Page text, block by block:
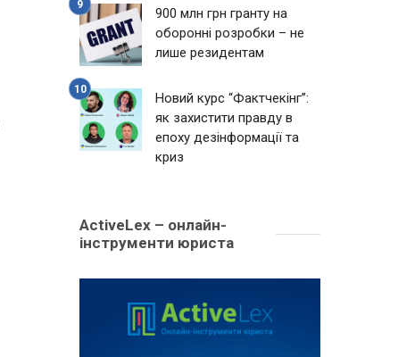
900 млн грн гранту на
оборонні розробки – не
лише резидентам
Новий курс “Фактчекінг”:
як захистити правду в
епоху дезінформації та
криз
ActiveLex – онлайн-
інструменти юриста